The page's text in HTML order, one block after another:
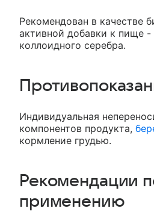
Рекомендован в качестве
активной добавки к пище -
коллоидного серебра.
Индивидуальная
компонентов продукта,
кормление грудью.
Рекомендации
применению